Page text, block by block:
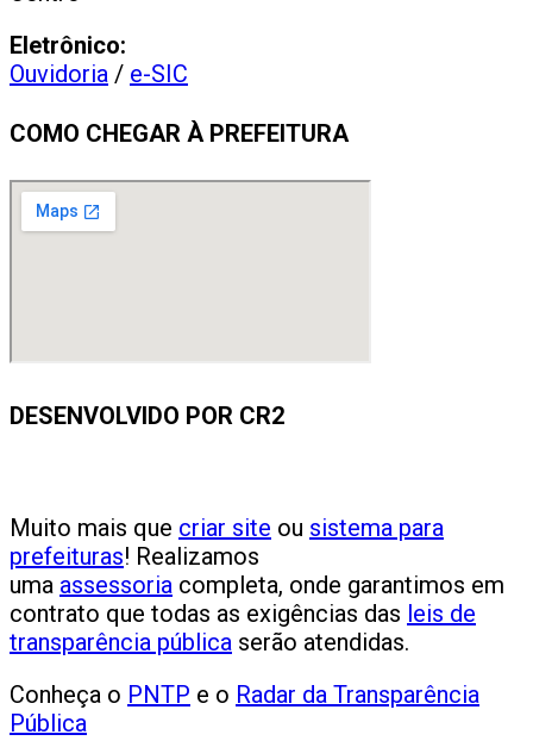
Eletrônico:
Ouvidoria / e-SIC
COMO CHEGAR À PREFEITURA
DESENVOLVIDO POR CR2
Muito mais que criar site ou sistema para
prefeituras! Realizamos
uma assessoria completa, onde garantimos em
contrato que todas as exigências das leis de
transparência pública serão atendidas.
Conheça o PNTP e o Radar da Transparência
Pública